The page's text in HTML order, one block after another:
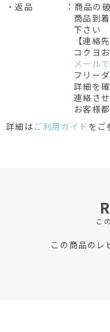
・返品
：商品の
商品到
下さい
【連絡先
コクヨ
メール
フリー
詳細を
連絡さ
お客様
詳細はご利用ガイド をご
こ
この商品のレ